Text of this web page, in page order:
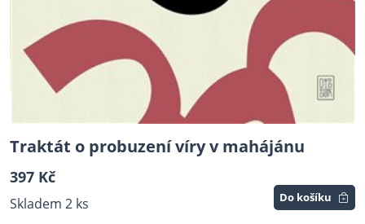
Traktát o probuzení víry v mahájánu
397 Kč
Skladem 2 ks Do košíku